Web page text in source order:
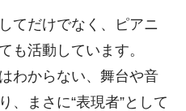
てだけでなく、ピアニ
も活動しています。
わからない、舞台や音
、まさに“表現者”として